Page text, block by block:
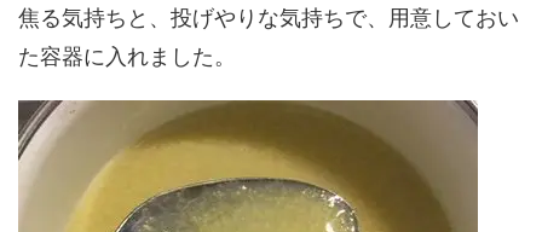
焦る気持ちと、投げやりな気持ちで、用意しておい
た容器に入れました。